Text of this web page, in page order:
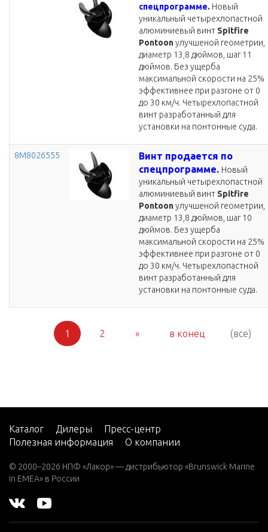
спецпрограмме. Новый
уникальный четырехлопастной
алюминиевый винт Spitfire
Pontoonулучшеной геометрии,
диаметр 13,8 дюймов, шаг 11
дюймов. Без ущерба
максимальной скорости на 25%
эффективнее при разгоне от 0
до 30 км/ч. Четырехлопастной
винт разработанный для
установки на понтонные суда.
8M8026555
Винт продается по
спецпрограмме. Новый
уникальный четырехлопастной
алюминиевый винт Spitfire
Pontoonулучшеной геометрии,
диаметр 13,8 дюймов, шаг 10
дюймов. Без ущерба
максимальной скорости на 25%
эффективнее при разгоне от 0
до 30 км/ч. Четырехлопастной
винт разработанный для
установки на понтонные суда.
1 2 » в конец (все)
Каталог Дилеры
Пресс-центр
Полезная информация
О компании
© 2000–2026 НПФ «Лакор» — дистрибьютор «Brunswick Marine
in EMEA» в России